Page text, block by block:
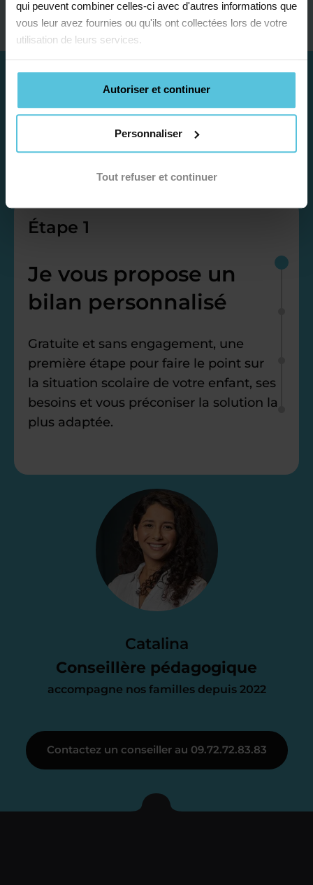
qui peuvent combiner celles-ci avec d'autres informations que
vous leur avez fournies ou qu'ils ont collectées lors de votre
utilisation de leurs services.
Autoriser et continuer
Personnaliser
Tout refuser et continuer
Catalina
Conseillère pédagogique
accompagne nos familles depuis 2022
Étape 1
Je vous propose un
bilan personnalisé
Gratuite et sans engagement, une
première étape pour faire le point sur
la situation scolaire de votre enfant, ses
besoins et vous préconiser la solution la
plus adaptée.
Étape 2
Je vous envoie une
proposition
d’accompagnement
parfait. À partir de maintenant nous
nous occupons de tout.
Je vous présente votre
enseignant sous 72
Contactez un conseiller au 09.72.72.83.83